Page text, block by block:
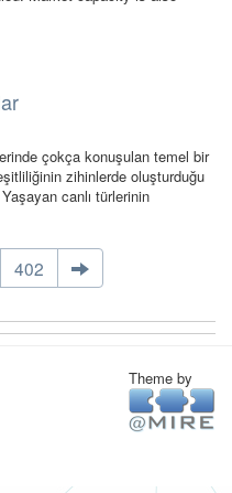
çokça konuşulan temel bir
zihinlerde oluşturduğu
canlı türlerinin
402
Theme by